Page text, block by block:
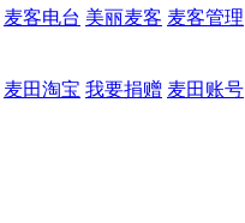
麦客电台 美丽麦客 麦客管理
麦田淘宝 我要捐赠 麦田账号